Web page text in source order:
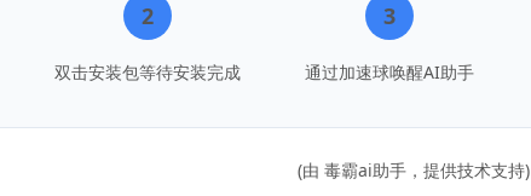
2
双击安装包等待安装完成
3
通过加速球唤醒AI助手
(由 毒霸ai助手，提供技术支持)